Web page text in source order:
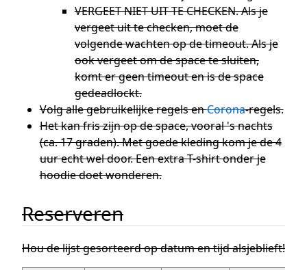
VERGEET NIET UIT TE CHECKEN. Als je
vergeet uit te checken, moet de
volgende wachten op de timeout. Als je
ook vergeet om de space te sluiten,
komt er geen timeout en is de space
gedeadlockt.
Volg alle gebruikelijke regels enCorona-regels.
Het kan fris zijn op de space, vooral 's nachts
(ca. 17 graden). Met goede kleding kom je de 4
uur echt wel door. Een extra T-shirt onder je
hoodie doet wonderen.
Reserveren
Hou de lijst gesorteerd op datum en tijd alsjeblieft!